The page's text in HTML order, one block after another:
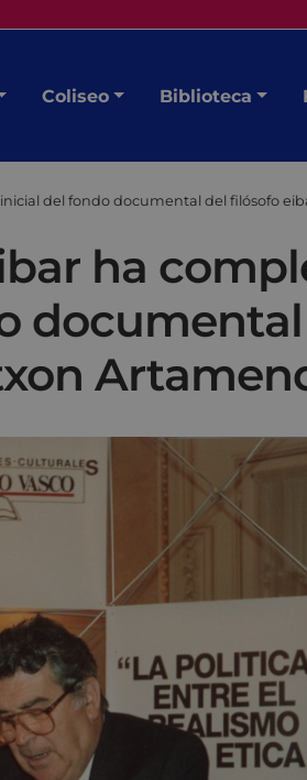
Coliseo Biblioteca
del fondo documental del filósofo
ha